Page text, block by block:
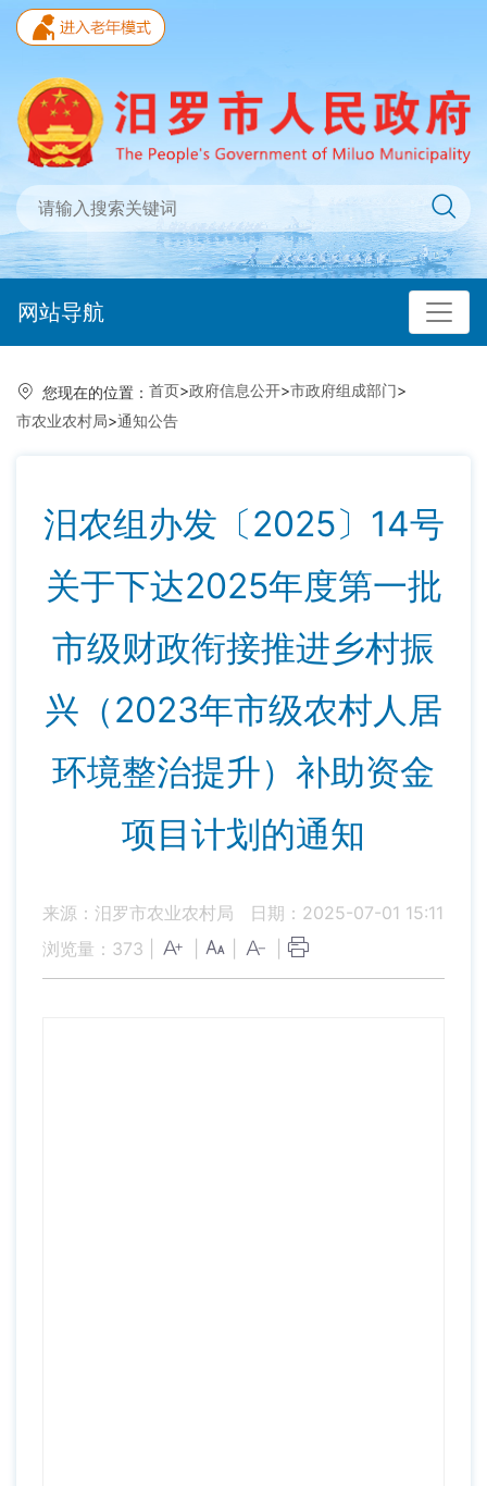
网站导航
您现在的位置： 首页>政府信息公开>市政府组成部门>
市农业农村局>通知公告
汨农组办发〔2025〕14号
关于下达2025年度第一批
市级财政衔接推进乡村振
兴（2023年市级农村人居
环境整治提升）补助资金
项目计划的通知
来源：汨罗市农业农村局
日期：2025-07-01 15:11
浏览量： 373